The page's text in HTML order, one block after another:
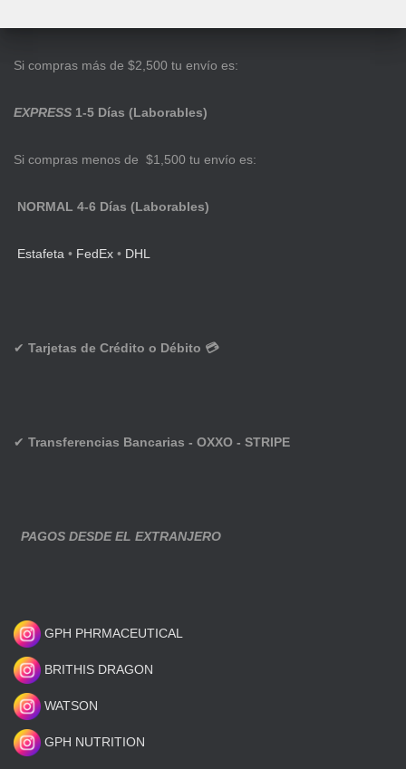
Si compras más de $2,500 tu envío es:
EXPRESS 1-5 Días (Laborables)
Si compras menos de $1,500 tu envío es:
NORMAL 4-6 Días (Laborables)
Estafeta • FedEx • DHL
✔ Tarjetas de Crédito o Débito 💳
✔ Transferencias Bancarias - OXXO - STRIPE
PAGOS DESDE EL EXTRANJERO
GPH PHRMACEUTICAL
BRITHIS DRAGON
WATSON
GPH NUTRITION